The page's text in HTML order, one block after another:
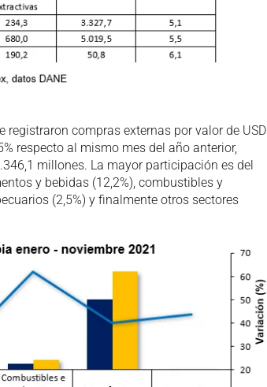
registraron compras externas por valor de USD
respecto al mismo mes del año anterior,
millones. La mayor participación es del
y bebidas (12,2%), combustibles y
(2,5%) y finalmente otros sectores